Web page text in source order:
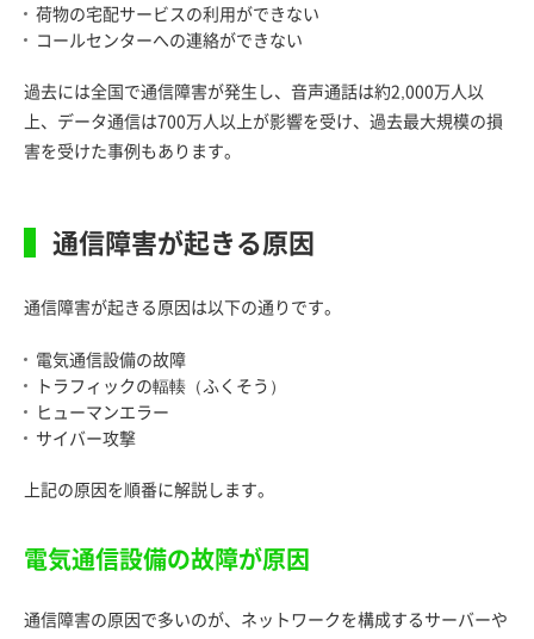
荷物の宅配サービスの利用ができない
コールセンターへの連絡ができない
過去には全国で通信障害が発生し、音声通話は約2,000万人以
上、データ通信は700万人以上が影響を受け、過去最大規模の損
害を受けた事例もあります。
通信障害が起きる原因
通信障害が起きる原因は以下の通りです。
電気通信設備の故障
トラフィックの輻輳（ふくそう）
ヒューマンエラー
サイバー攻撃
上記の原因を順番に解説します。
電気通信設備の故障が原因
通信障害の原因で多いのが、ネットワークを構成するサーバーや